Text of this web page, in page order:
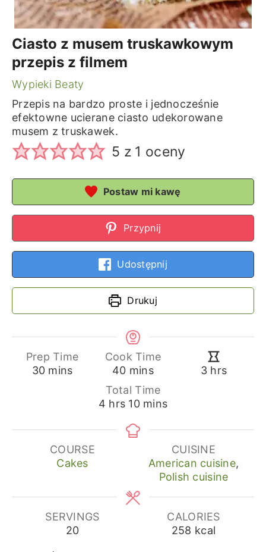
Ciasto z musem truskawkowym
przepis z filmem
Wypieki Beaty
Przepis na bardzo proste i jednocześnie
efektowne ucierane ciasto udekorowane
musem z truskawek.
5 z 1 oceny
Postaw mi kawę
Przypnij
Udostępnij
Drukuj
Prep Time
30minutes
mins
Cook Time
40minutes
mins 3hours
hrs
Total Time
4hours
hrs 10minutes
mins
COURSE
Cakes
CUISINE
American cuisine,
Polish cuisine
SERVINGS
20
CALORIES
258 kcal